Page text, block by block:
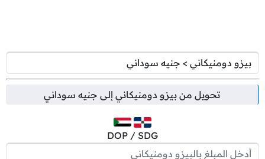
تحويل من بيزو دومنيكاني إلى جنيه سوداني
DOP / SDG